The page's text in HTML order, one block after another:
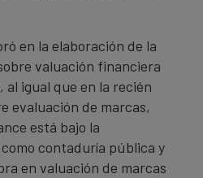
en la elaboración de la
valuación financiera
al igual que en la recién
evaluación de marcas,
está bajo la
contaduría pública y
en valuación de marcas